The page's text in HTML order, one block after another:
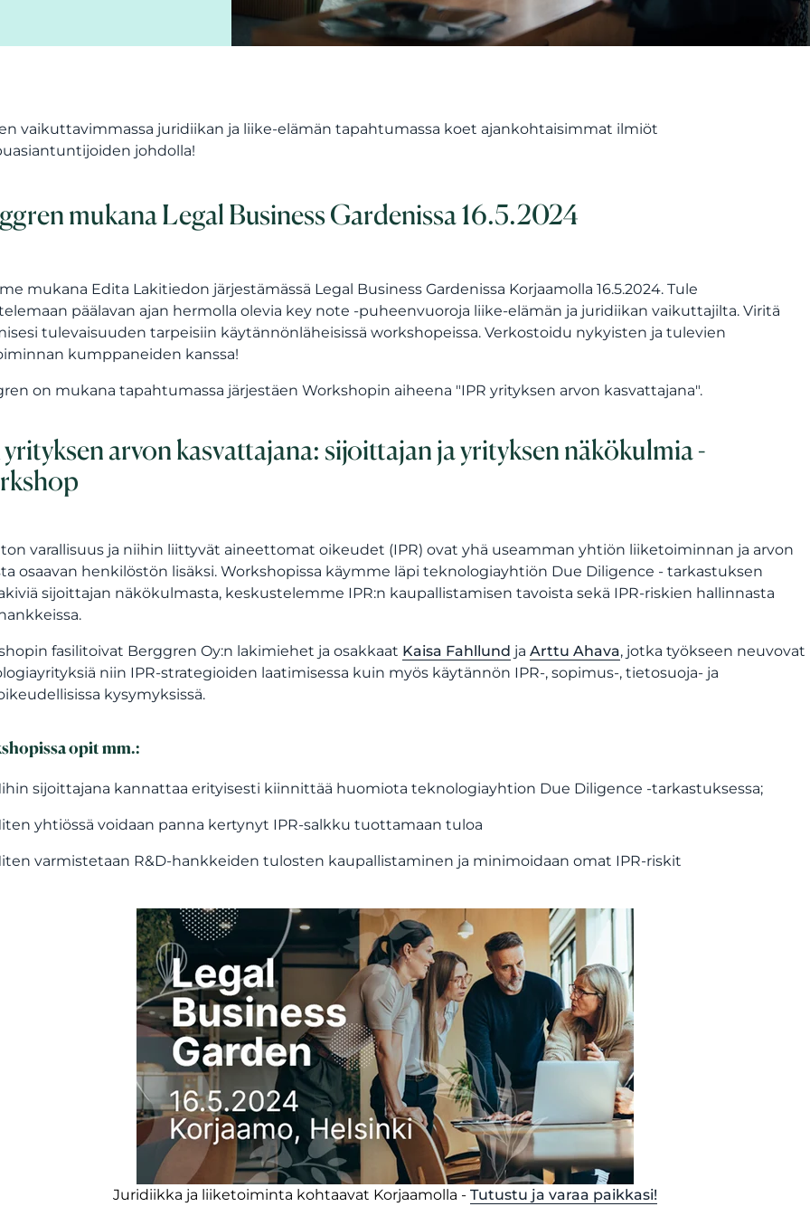
vaikuttavimmassa juridiikan ja liike-elämän tapahtumassa koet ajankohtaisimmat ilmiöt
johdolla!
mukana Legal Business Gardenissa 16.5.2024
mukana Edita Lakitiedon järjestämässä Legal Business Gardenissa Korjaamolla 16.5.2024.Tule
päälavan ajan hermolla olevia key note -puheenvuoroja liike-elämän ja juridiikan vaikuttajilta. Viritä
tulevaisuuden tarpeisiin käytännönläheisissä workshopeissa. Verkostoidu nykyisten ja tulevien
kumppaneiden kanssa!
on mukana tapahtumassa järjestäen Workshopin aiheena "IPR yrityksen arvon kasvattajana".
yrityksen arvon kasvattajana: sijoittajan ja yrityksen näkökulmia -
varallisuus ja niihin liittyvät aineettomat oikeudet (IPR) ovat yhä useamman yhtiön liiketoiminnan ja arvon
osaavan henkilöstön lisäksi. Workshopissa käymme läpi teknologiayhtiön Due Diligence - tarkastuksen
sijoittajan näkökulmasta, keskustelemme IPR:n kaupallistamisen tavoista sekä IPR-riskien hallinnasta
fasilitoivat Berggren Oy:n lakimiehet ja osakkaat Kaisa Fahllund jaArttu Ahava, jotka työkseen neuvovat
niin IPR-strategioiden laatimisessa kuin myös käytännön IPR-, sopimus-, tietosuoja- ja
kysymyksissä.
opit mm.:
sijoittajana kannattaa erityisesti kiinnittää huomiota teknologiayhtion Due Diligence -tarkastuksessa;
yhtiössä voidaan panna kertynyt IPR-salkku tuottamaan tuloa
varmistetaan R&D-hankkeiden tulosten kaupallistaminen ja minimoidaan omat IPR-riskit
Juridiikka ja liiketoiminta kohtaavat Korjaamolla - Tutustu ja varaa paikkasi!